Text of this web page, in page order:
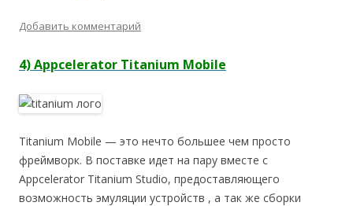
Добавить комментарий
4) Appcelerator Titanium Mobile
Titanium Mobile — это нечто большее чем просто
фреймворк. В поставке идет на пару вместе с
Appcelerator Titanium Studio, предоставляющего
возможность эмуляции устройств , а так же сборки